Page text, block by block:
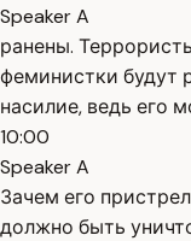
Speaker A
ранены.
феминистки будут
насилие, ведь его
10:00
Speaker A
Зачем его
должно быть